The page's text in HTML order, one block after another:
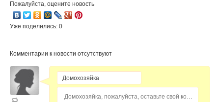
Пожалуйста, оцените новость
Уже поделились: 0
Комментарии к новости отсутствуют
Домохозяйка, пожалуйста, оставьте свой комментарий...